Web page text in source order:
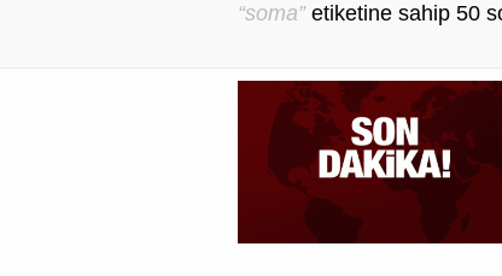
“soma”etiketine sahip 50